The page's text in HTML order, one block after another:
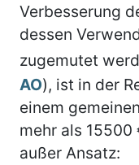
Verbesserung
dessen
zugemutet
AO), ist in der
einem
mehr als 15500
außer Ansatz: